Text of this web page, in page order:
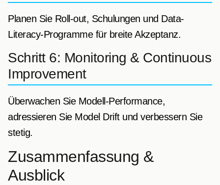
Planen Sie Roll-out, Schulungen und Data-
Literacy-Programme für breite Akzeptanz.
Schritt 6: Monitoring & Continuous
Improvement
Überwachen Sie Modell-Performance,
adressieren Sie Model Drift und verbessern Sie
stetig.
Zusammenfassung &
Ausblick